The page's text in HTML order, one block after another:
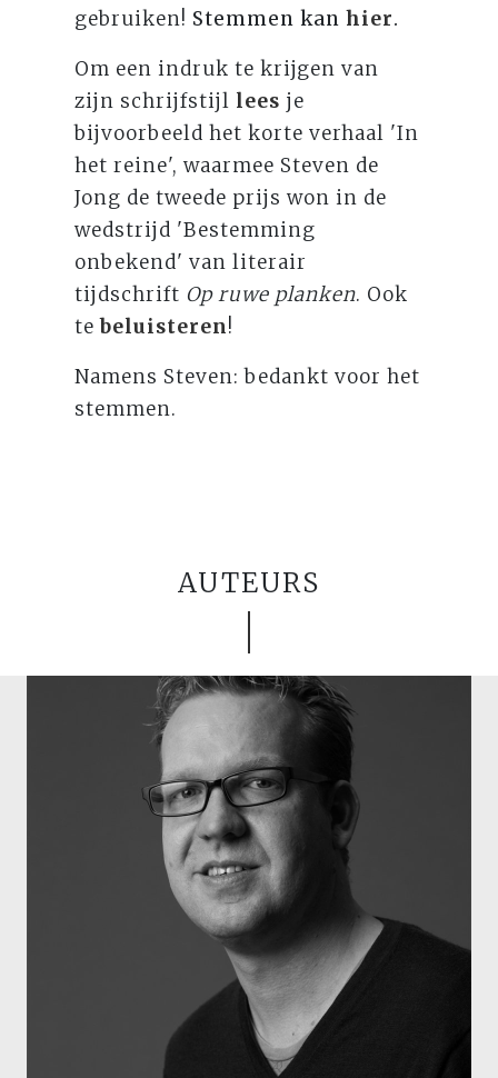
gebruiken! Stemmen kanhier.
Om een indruk te krijgen van
zijn schrijfstijl lees je
bijvoorbeeld het korte verhaal 'In
het reine', waarmee Steven de
Jong de tweede prijs won in de
wedstrijd 'Bestemming
onbekend' van literair
tijdschrift Op ruwe planken. Ook
tebeluisteren!
Namens Steven: bedankt voor het
stemmen.
AUTEURS